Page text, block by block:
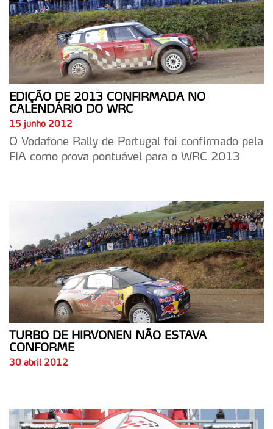
EDIÇÃO DE 2013 CONFIRMADA NO
CALENDÁRIO DO WRC
15 junho 2012
O Vodafone Rally de Portugal foi confirmado pela
FIA como prova pontuável para o WRC 2013
TURBO DE HIRVONEN NÃO ESTAVA
CONFORME
30 abril 2012